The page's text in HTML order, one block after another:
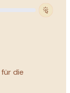
die